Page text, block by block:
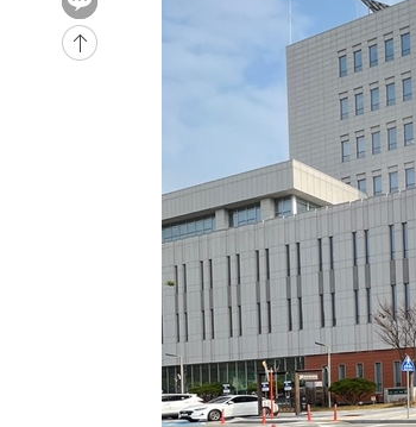
-27961초 전 >
민주 콩고 에볼라환자 4천명 돌파,
-27211초 전 >
[속보]'300억원대 사기 혐의' 차가원 대
"미 전국적 살모네라 식중독 원인은 멕
[속보]경찰·노동부, HL만도 평택사업
[속보]합수본, '투표율 허위 입력' 중앙·
[속보]원·달러 환율, 오전 9시 1423.8
[속보]삼성전자·SK하이닉스 동반 강
[속보]코스닥, 5.95포인트(0.74%) 상
[속보]코스피, 6300선 재탈환
시리아 다마스쿠스 교외에서 미니버
입추에도 극한더위…서울 낮 39도 '폭
이란, 호르무즈서 "적국 목표물들"과
[속보]美, 폴리실리콘 수입 규제…파생